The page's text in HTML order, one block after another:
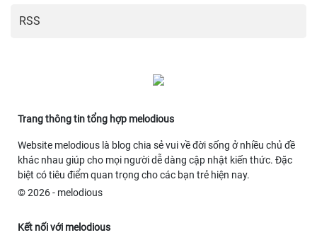
RSS
Trang thông tin tổng hợp melodious
Website melodious là blog chia sẻ vui về đời sống ở nhiều chủ đề
khác nhau giúp cho mọi người dễ dàng cập nhật kiến thức. Đặc
biệt có tiêu điểm quan trọng cho các bạn trẻ hiện nay.
© 2026 - melodious
Kết nối với melodious